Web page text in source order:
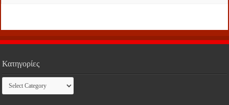
Κατηγορίες
Κατηγορίες